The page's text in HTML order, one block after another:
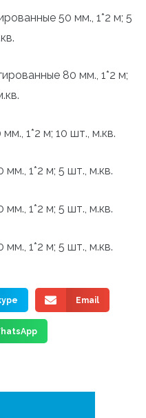
50 мм., 1*2 м; 5
80 мм., 1*2 м;
1*2 м; 10 шт., м.кв.
1*2 м; 5 шт., м.кв.
1*2 м; 5 шт., м.кв.
1*2 м; 5 шт., м.кв.
Email